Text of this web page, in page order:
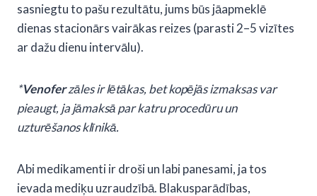
sasniegtu to pašu rezultātu, jums būs jāapmeklē
dienas stacionārs vairākas reizes (parasti 2–5 vizītes
ar dažu dienu intervālu).
*Venoferzāles ir lētākas, bet kopējās izmaksas var
pieaugt, ja jāmaksā par katru procedūru un
uzturēšanos klīnikā.
Abi medikamenti ir droši un labi panesami, ja tos
ievada mediķu uzraudzībā. Blakusparādības,